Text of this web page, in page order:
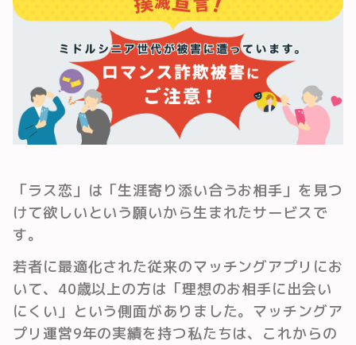
「ラス恋」は「生涯寄り添い合うお相手」を見つ
けて欲しいという願いから生まれたサービスで
す。
若者に最適化された従来のマッチングアプリにお
いて、40歳以上の方は「理想のお相手に出会い
にくい」という側面がありました。マッチングア
プリ運営9年の実績を持つ私たちは、これからの